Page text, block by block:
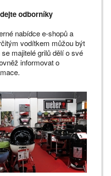
odborníky
nabídce e-shopů a
vodítkem můžou být
majitelé grilů dělí o své
informovat o